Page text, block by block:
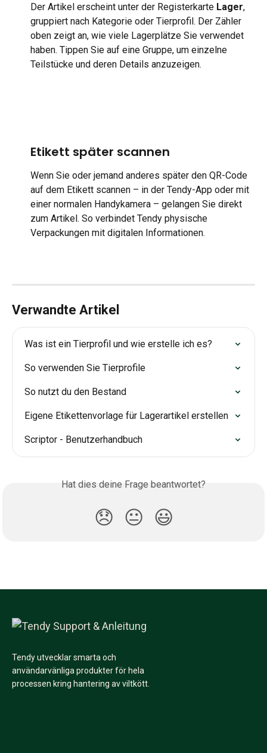
Der Artikel erscheint unter der Registerkarte Lager,
gruppiert nach Kategorie oder Tierprofil. Der Zähler
oben zeigt an, wie viele Lagerplätze Sie verwendet
haben. Tippen Sie auf eine Gruppe, um einzelne
Teilstücke und deren Details anzuzeigen.
Etikett später scannen
Wenn Sie oder jemand anderes später den QR-Code
auf dem Etikett scannen – in der Tendy-App oder mit
einer normalen Handykamera – gelangen Sie direkt
zum Artikel. So verbindet Tendy physische
Verpackungen mit digitalen Informationen.
Verwandte Artikel
Was ist ein Tierprofil und wie erstelle ich es?
So verwenden Sie Tierprofile
So nutzt du den Bestand
Eigene Etikettenvorlage für Lagerartikel erstellen
Scriptor - Benutzerhandbuch
Hat dies deine Frage beantwortet?
😞 😐 😃
Tendy utvecklar smarta och
användarvänliga produkter för hela
processen kring hantering av viltkött.